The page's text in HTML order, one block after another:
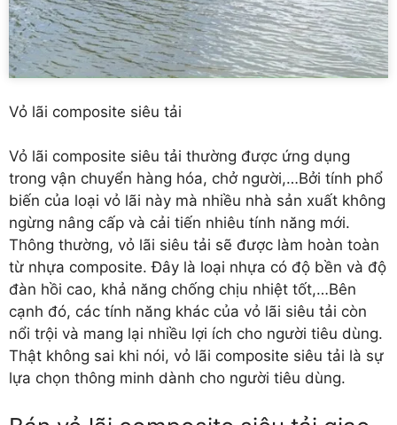
Vỏ lãi composite siêu tải
Vỏ lãi composite siêu tải thường được ứng dụng
trong vận chuyển hàng hóa, chở người,…Bởi tính phổ
biến của loại vỏ lãi này mà nhiều nhà sản xuất không
ngừng nâng cấp và cải tiến nhiêu tính năng mới.
Thông thường, vỏ lãi siêu tải sẽ được làm hoàn toàn
từ nhựa composite. Đây là loại nhựa có độ bền và độ
đàn hồi cao, khả năng chống chịu nhiệt tốt,…Bên
cạnh đó, các tính năng khác của vỏ lãi siêu tải còn
nổi trội và mang lại nhiều lợi ích cho người tiêu dùng.
Thật không sai khi nói, vỏ lãi composite siêu tải là sự
lựa chọn thông minh dành cho người tiêu dùng.